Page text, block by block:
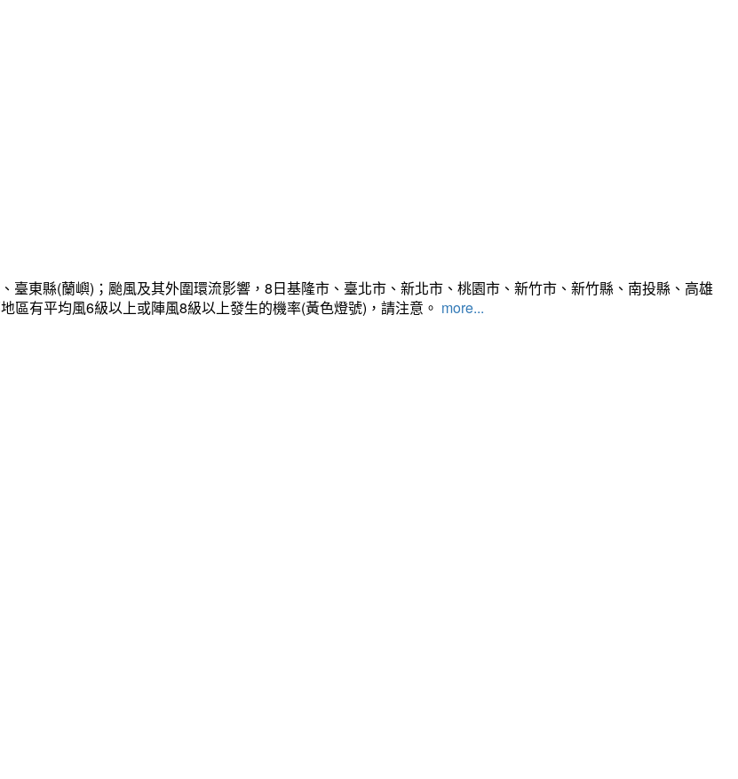
臺東縣(蘭嶼)；颱風及其外圍環流影響，8日基隆市、臺北市、新北市、桃園市、新竹市、新竹縣、南投縣、高雄
有平均風6級以上或陣風8級以上發生的機率(黃色燈號)，請注意。 more...